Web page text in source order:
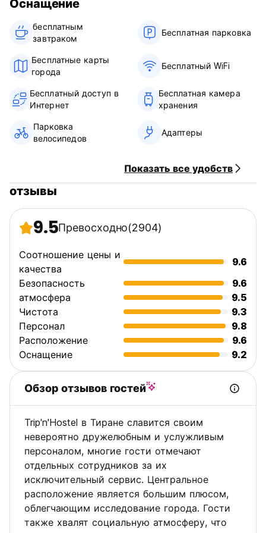
Оснащение
бесплатным
завтраком‎
Бесплатная парковка
Бесплатные карты
города
Бесплатный WiFi
Бесплатный доступ в
Интернет
Бесплатная камера
хранения
Парковка
велосипедов
Адаптеры
Показать все удобств
отзывы
9.5Превосходно(2904)
Соотношение цены и
качества
9.6
Безопасность
9.6
атмосфера
9.5
Чистота
9.3
Персонал
9.8
Расположение
9.6
Оснащение
9.2
Обзор отзывов гостей
Trip'n'Hostel в Тиране славится своим
невероятно дружелюбным и услужливым
персоналом, многие гости отмечают
отдельных сотрудников за их
исключительный сервис. Центральное
расположение является большим плюсом,
облегчающим исследование города. Гости
также хвалят социальную атмосферу, что